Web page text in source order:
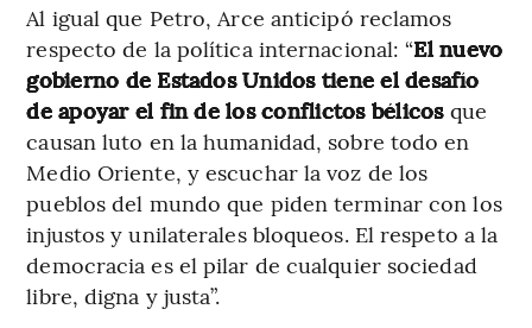
Al igual que Petro, Arce anticipó reclamos
respecto de la política internacional: “El nuevo
gobierno de Estados Unidos tiene el desafío
de apoyar el fin de los conflictos bélicosque
causan luto en la humanidad, sobre todo en
Medio Oriente, y escuchar la voz de los
pueblos del mundo que piden terminar con los
injustos y unilaterales bloqueos. El respeto a la
democracia es el pilar de cualquier sociedad
libre, digna y justa”.